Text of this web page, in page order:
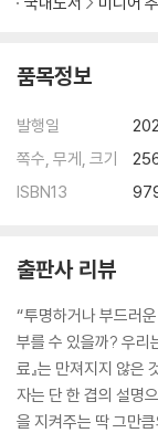
품목정보
발행일
쪽수, 무게, 크기
ISBN13
출판사 리뷰
“투명하거나 부드러
부를 수 있을까? 우리
료』는 만져지지 않은
자는 단 한 겹의 설명
을 지켜주는 딱 그만